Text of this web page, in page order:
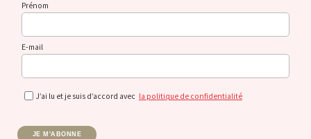
Prénom
E-mail
J’ai lu et je suis d’accord avec la politique de confidentialité
JE M'ABONNE